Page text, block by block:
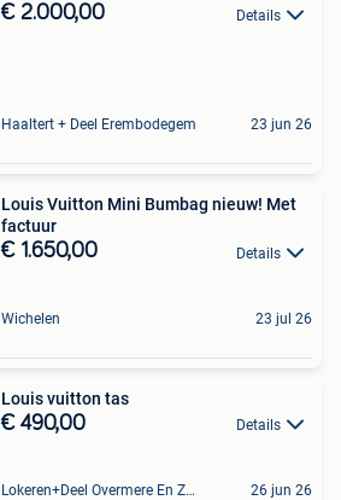
€ 2.000,00 Details
Haaltert + Deel Erembodegem 23 jun 26
Louis Vuitton Mini Bumbag nieuw! Met
factuur
€ 1.650,00 Details
Wichelen 23 jul 26
Louis vuitton tas
€ 490,00 Details
Lokeren+Deel Overmere En Zele 26 jun 26